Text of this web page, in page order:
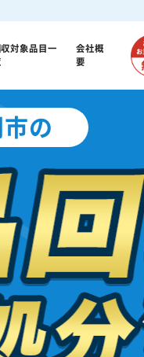
対象品目一
会社概
要
の